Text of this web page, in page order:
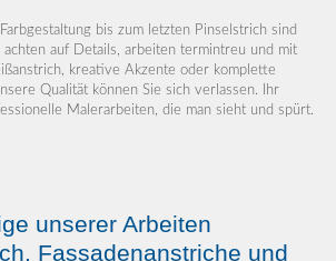
bis zum letzten Pinselstrich sind
auf Details, arbeiten termintreu und mit
kreative Akzente oder komplette
Qualität können Sie sich verlassen. Ihr
Malerarbeiten, die man sieht und spürt.
unserer Arbeiten
Fassadenanstriche und